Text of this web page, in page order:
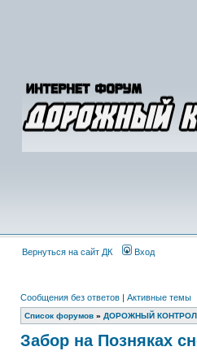
Вернуться на сайт ДК Вход
Сообщения без ответов | Активные темы
Список форумов » ДОРОЖНЫЙ
Забор на Позняках